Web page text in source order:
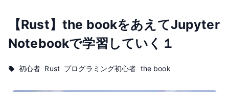
【Rust】the bookをあえてJupyter
Notebookで学習していく１
初心者 Rust プログラミング初心者 the book